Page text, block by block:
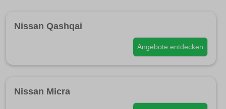
Nissan Qashqai
Angebote entdecken
Nissan Micra